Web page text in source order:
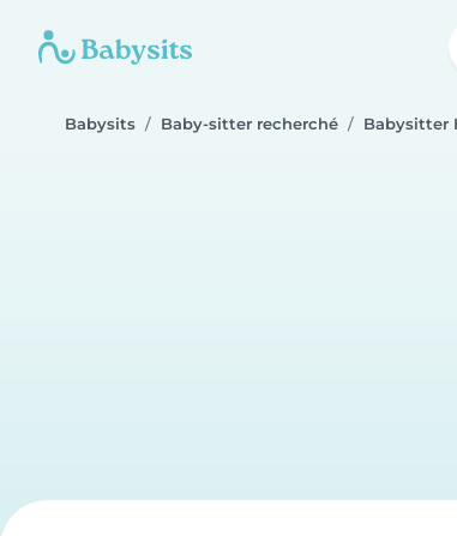
Babysits Baby-sitter recherché Babysitter